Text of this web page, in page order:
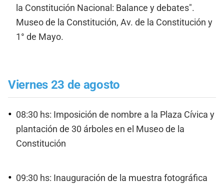
la Constitución Nacional: Balance y debates".
Museo de la Constitución, Av. de la Constitución y
1° de Mayo.
Viernes 23 de agosto
08:30 hs: Imposición de nombre a la Plaza Cívica y
plantación de 30 árboles en el Museo de la
Constitución
09:30 hs: Inauguración de la muestra fotográfica